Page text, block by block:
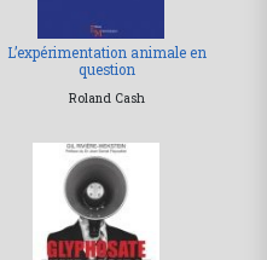
L’expérimentation animale en
question
Roland Cash